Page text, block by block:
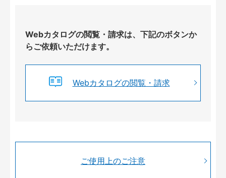
Webカタログの閲覧・請求は、下記のボタンか
らご依頼いただけます。
Webカタログの閲覧・請求
ご使用上のご注意